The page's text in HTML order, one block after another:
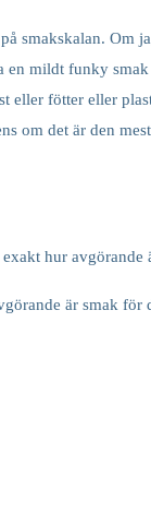
smakskalan. Om
mildt funky
eller fötter eller
om det är den
hur
är smak